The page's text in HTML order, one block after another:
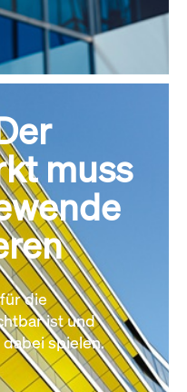
muss
die
ist und
spielen.